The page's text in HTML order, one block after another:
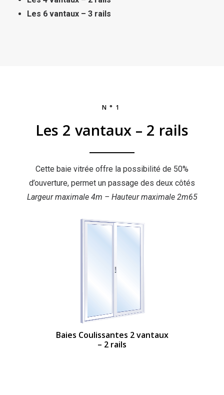
Les 6 vantaux – 3 rails
N°1
Les 2 vantaux – 2 rails
Cette baie vitrée offre la possibilité de 50%
d’ouverture, permet un passage des deux côtés
Largeur maximale 4m – Hauteur maximale 2m65
Baies Coulissantes 2 vantaux
– 2 rails